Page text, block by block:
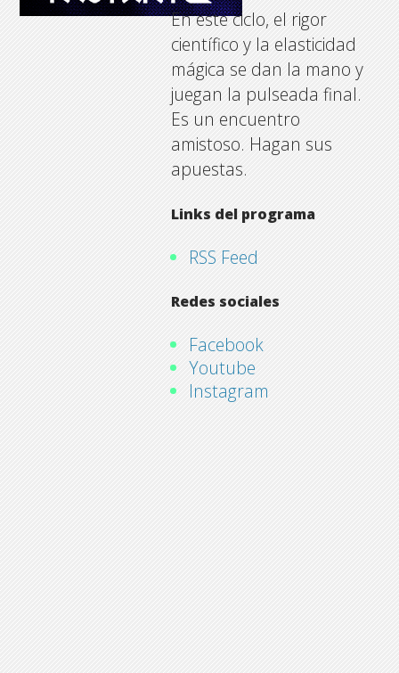
En este ciclo, el rigor
científico y la elasticidad
mágica se dan la mano y
juegan la pulseada final.
Es un encuentro
amistoso. Hagan sus
apuestas.
Links del programa
RSS Feed
Redes sociales
Facebook
Youtube
Instagram